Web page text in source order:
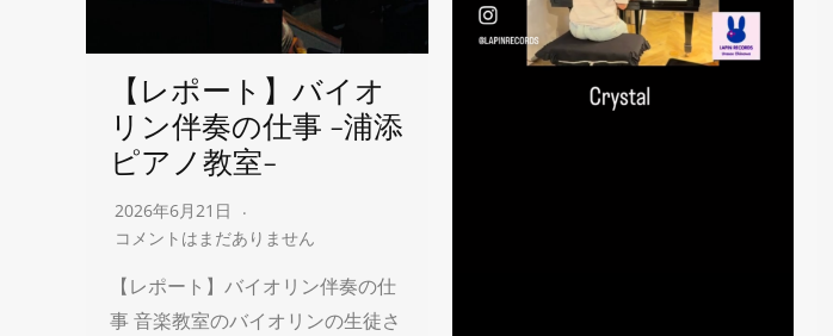
【レポート】バイオ
リン伴奏の仕事 -浦添
ピアノ教室-
2026年6月21日
コメントはまだありません
【レポート】バイオリン伴奏の仕
事 音楽教室のバイオリンの生徒さ